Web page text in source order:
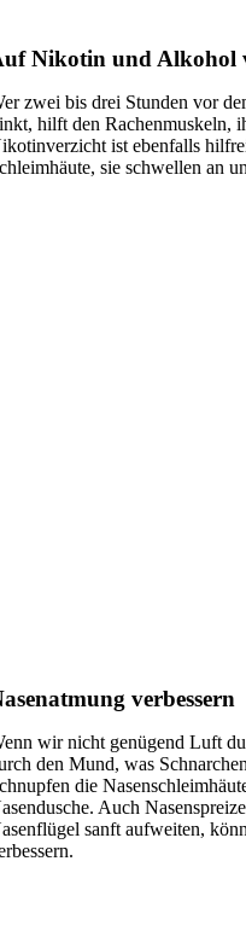
Nikotin und Alkohol
zwei bis drei Stunden vor
hilft den Rachenmuskeln,
ist ebenfalls
sie schwellen an
verbessern
wir nicht genügend Luft
den Mund, was
die
Auch
sanft aufweiten,